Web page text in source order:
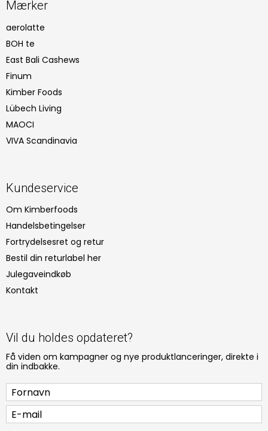
Mærker
aerolatte
BOH te
East Bali Cashews
Finum
Kimber Foods
Lübech Living
MAOCI
VIVA Scandinavia
Kundeservice
Om Kimberfoods
Handelsbetingelser
Fortrydelsesret og retur
Bestil din returlabel her
Julegaveindkøb
Kontakt
Vil du holdes opdateret?
Få viden om kampagner og nye produktlanceringer, direkte i
din indbakke.